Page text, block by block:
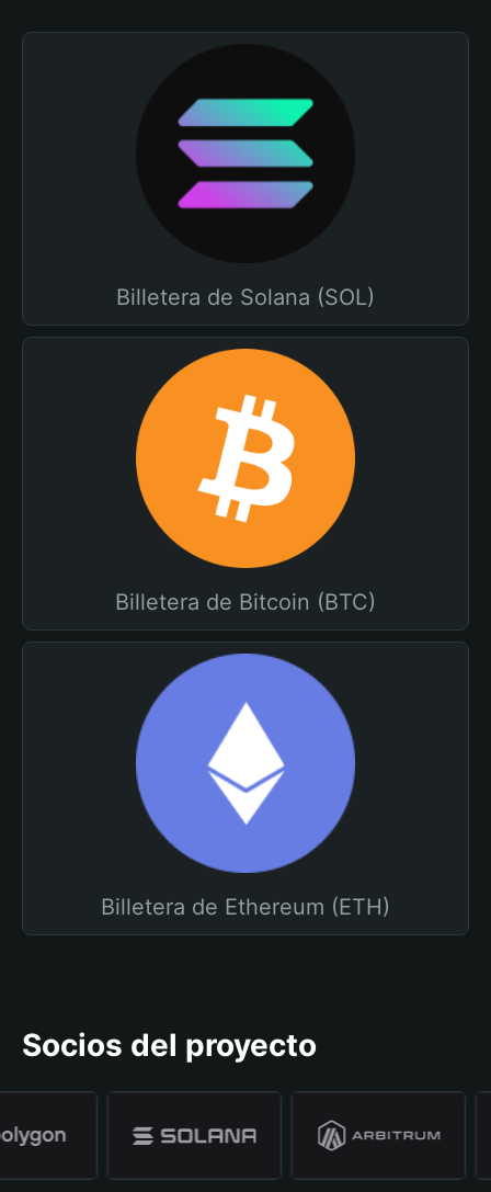
Billetera de Solana (SOL)
Billetera de Bitcoin (BTC)
Billetera de Ethereum (ETH)
Socios del proyecto